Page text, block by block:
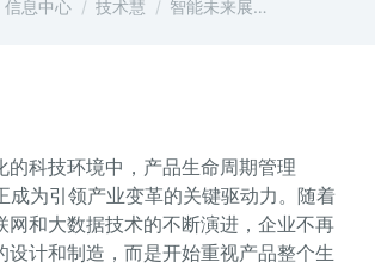
信息中心 技术慧 智能未来展…
的科技环境中，产品生命周期管理
成为引领产业变革的关键驱动力。随着
网和大数据技术的不断演进，企业不再
设计和制造，而是开始重视产品整个生